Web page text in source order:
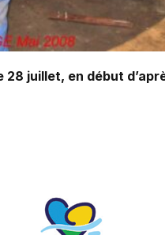
juillet, en début